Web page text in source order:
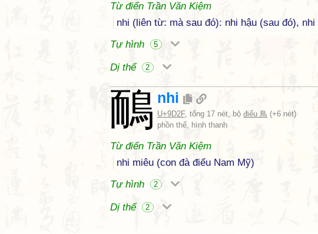
Từ điển Trần Văn Kiệm
nhi (liên từ: mà sau đó): nhi hậu (sau đó), nhi
Tự hình
5
Dị thể 2
鴯 nhi
U+9D2F, tổng 17 nét, bộ điểu 鳥 (+6 nét)
phồn thể, hình thanh
Từ điển Trần Văn Kiệm
nhi miêu (con đà điểu Nam Mỹ)
Tự hình
2
Dị thể 2